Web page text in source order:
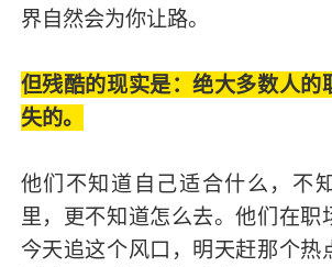
界自然会为你让路。
但残酷的现实是：绝大多数人的
失的。
他们不知道自己适合什么，不
里，更不知道怎么去。他们在职
今天追这个风口，明天赶那个热